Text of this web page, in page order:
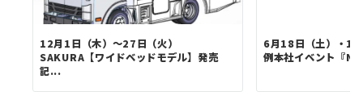
12月1日（木）～27日（火）
SAKURA【ワイドベッドモデル】発売
記...
6月18日（土）・19
例本社イベント『